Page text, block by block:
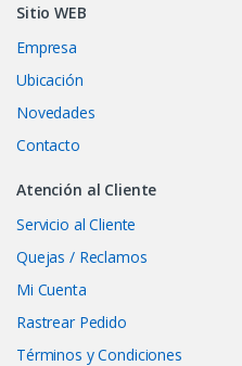
Sitio WEB
Empresa
Ubicación
Novedades
Contacto
Atención al Cliente
Servicio al Cliente
Quejas / Reclamos
Mi Cuenta
Rastrear Pedido
Términos y Condiciones